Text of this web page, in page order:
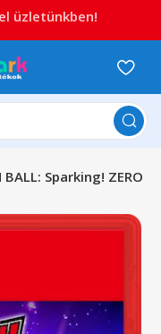
BALL: Sparking! ZERO
üzletünkben!